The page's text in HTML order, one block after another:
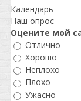
Календарь
Наш опрос
Оцените мой
Отлично
Хорошо
Неплохо
Плохо
Ужасно